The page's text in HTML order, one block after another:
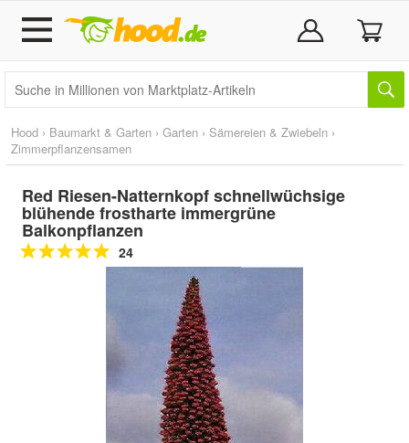
Hood › Baumarkt & Garten › Garten › Sämereien & Zwiebeln ›
Zimmerpflanzensamen
Red Riesen-Natternkopf schnellwüchsige
blühende frostharte immergrüne
Balkonpflanzen
24